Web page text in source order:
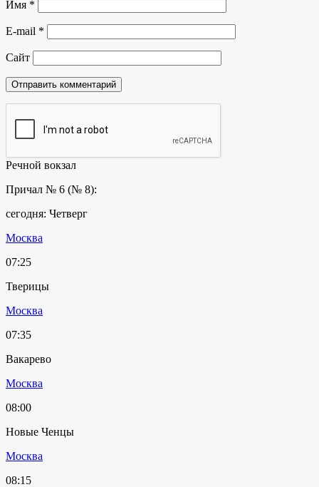
Имя *
E-mail *
Сайт
Речной вокзал
Причал № 6 (№ 8):
сегодня: Четверг
Москва
07:25
Тверицы
Москва
07:35
Вакарево
Москва
08:00
Новые Ченцы
Москва
08:15